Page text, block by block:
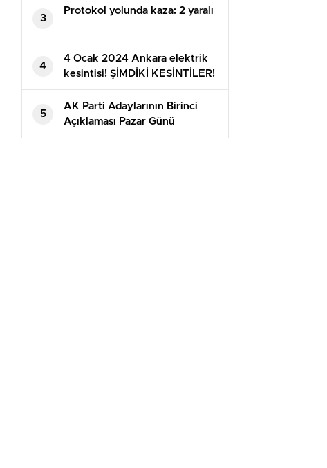
3
Protokol yolunda kaza: 2 yaralı
4
4 Ocak 2024 Ankara elektrik
kesintisi! ŞİMDİKİ KESİNTİLER!
Ankara’da elektrikler ne vakit
gelecek?
5
AK Parti Adaylarının Birinci
Açıklaması Pazar Günü
İstanbul’da Yapılacak